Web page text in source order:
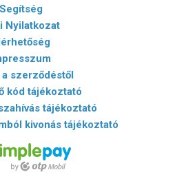
Segítség
Nyilatkozat
a szerződéstől
kód tájékoztató
tájékoztató
kivonás tájékoztató